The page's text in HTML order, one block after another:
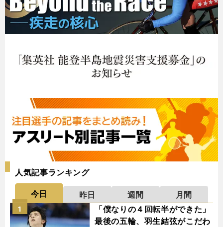
人気記事ランキング
今日 昨日 週間
月間
「僕なりの４回転半ができた」
最後の五輪、羽生結弦がこだわ
1